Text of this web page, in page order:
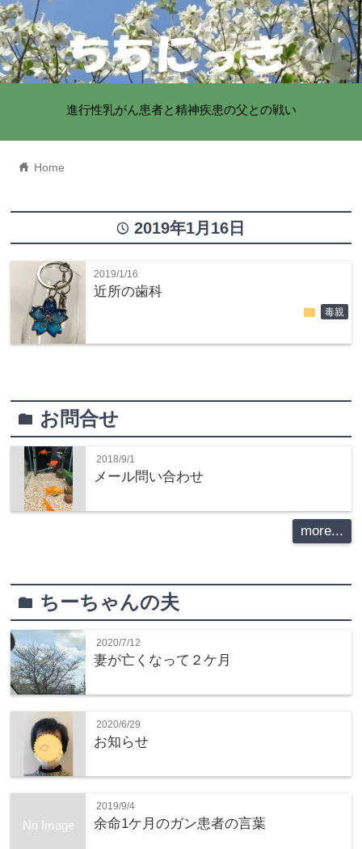
進行性乳がん患者と精神疾患の父との戦い
home Home
time 2019年1月16日
2019/1/16
近所の歯科
folder 毒親
folder お問合せ
2018/9/1
メール問い合わせ
more...
folder ちーちゃんの夫
2020/7/12
妻が亡くなって２ケ月
2020/6/29
お知らせ
No Image
2019/9/4
余命1ケ月のガン患者の言葉